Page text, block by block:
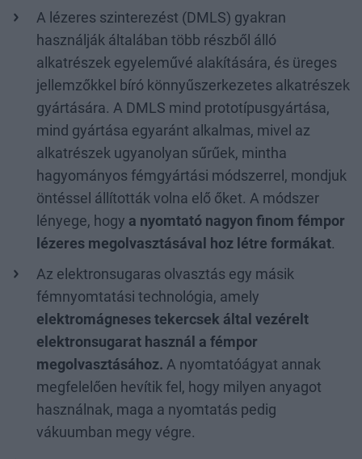
A lézeres szinterezést (DMLS) gyakran
használják általában több részből álló
alkatrészek egyeleművé alakítására, és üreges
jellemzőkkel bíró könnyűszerkezetes alkatrészek
gyártására. A DMLS mind prototípusgyártása,
mind gyártása egyaránt alkalmas, mivel az
alkatrészek ugyanolyan sűrűek, mintha
hagyományos fémgyártási módszerrel, mondjuk
öntéssel állították volna elő őket. A módszer
lényege, hogy a nyomtató nagyon finom fémpor
lézeres megolvasztásával hoz létre formákat.
Az elektronsugaras olvasztás egy másik
fémnyomtatási technológia, amely
elektromágneses tekercsek által vezérelt
elektronsugarat használ a fémpor
megolvasztásához. A nyomtatóágyat annak
megfelelően hevítik fel, hogy milyen anyagot
használnak, maga a nyomtatás pedig
vákuumban megy végre.